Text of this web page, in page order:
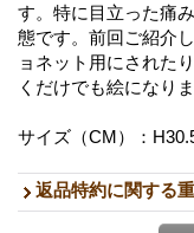
す。特に目立った痛
態です。前回ご紹介
ョネット用にされた
くだけでも絵になり
サイズ（CM）：
返品特約に関する